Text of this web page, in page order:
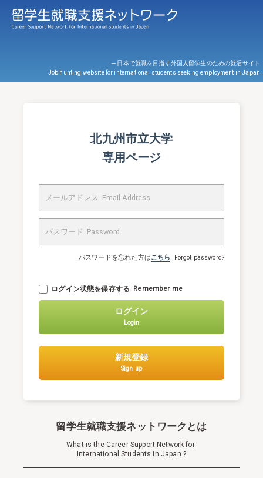
─ 日本で就職を目指す外国人留学生のための就活サイト
Job hunting website for international students seeking employment in Japan
北九州市立大学
専用ページ
パスワードを忘れた方はこちら Forgot password?
ログイン状態を保存する Remember me
ログイン
Login
新規登録
Sign up
留学生就職支援ネットワークとは
What is the Career Support Network for
International Students in Japan ?